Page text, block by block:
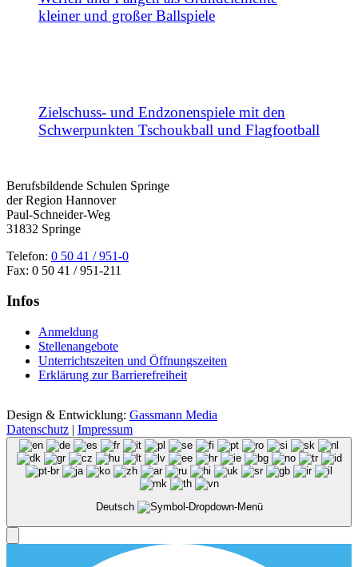
kleiner und großer Ballspiele
Zielschuss- und Endzonenspiele mit den
Schwerpunkten Tschoukball und Flagfootball
Berufsbildende Schulen Springe
der Region Hannover
Paul-Schneider-Weg
31832 Springe
Telefon: 0 50 41 / 951-0
Fax: 0 50 41 / 951-211
Infos
Anmeldung
Stellenangebote
Unterrichtszeiten und Öffnungszeiten
Erklärung zur Barrierefreiheit
Design & Entwicklung: Gassmann Media
Datenschutz | Impressum
Deutsch